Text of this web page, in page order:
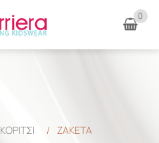
0
ΚΟΡΙΤΣΙ / ΖΑΚΈΤΑ